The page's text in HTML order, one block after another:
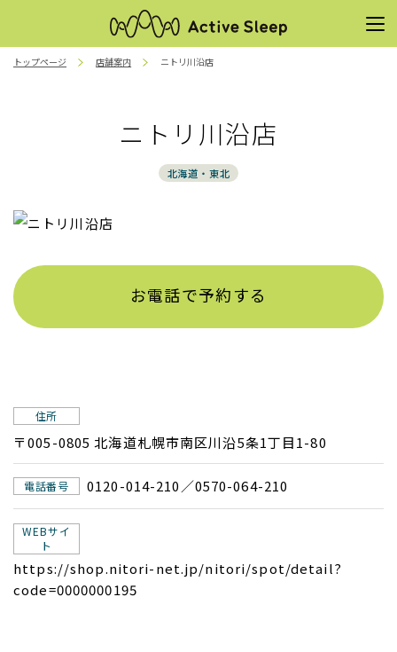
トップページ 店舗案内 ニトリ川沿店
ニトリ川沿店
北海道・東北
お電話で予約する
住所
〒005-0805 北海道札幌市南区川沿5条1丁目1-80
電話番号 0120-014-210／0570-064-210
WEBサイ
ト
https://shop.nitori-net.jp/nitori/spot/detail?
code=0000000195